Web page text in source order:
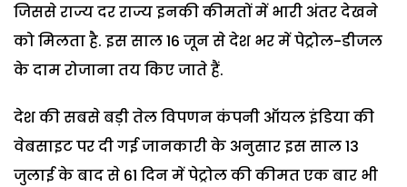
जिससे राज्य दर राज्य इनकी कीमतों में भारी अंतर देखने
को मिलता है. इस साल 16 जून से देश भर में पेट्रोल-डीजल
के दाम रोजाना तय किए जाते हैं.
देश की सबसे बड़ी तेल विपणन कंपनी ऑयल इंडिया की
वेबसाइट पर दी गई जानकारी के अनुसार इस साल 13
जुलाई के बाद से 61 दिन में पेट्रोल की कीमत एक बार भी